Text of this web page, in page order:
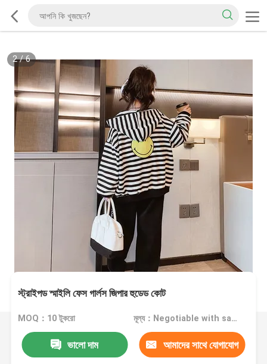
2/6
স্ট্রাইপড স্মাইলি ফেস গার্লস জিপার হুডেড কোট
MOQ：10 টুকরো মূল্য：Negotiable with sales.
ভালো দাম আমাদের সাথে যোগাযোগ